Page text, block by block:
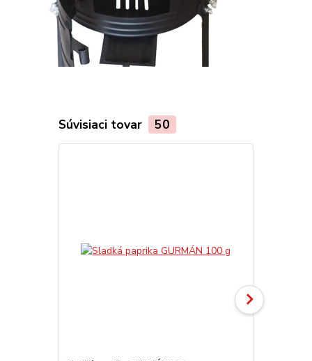
Súvisiaci tovar 50